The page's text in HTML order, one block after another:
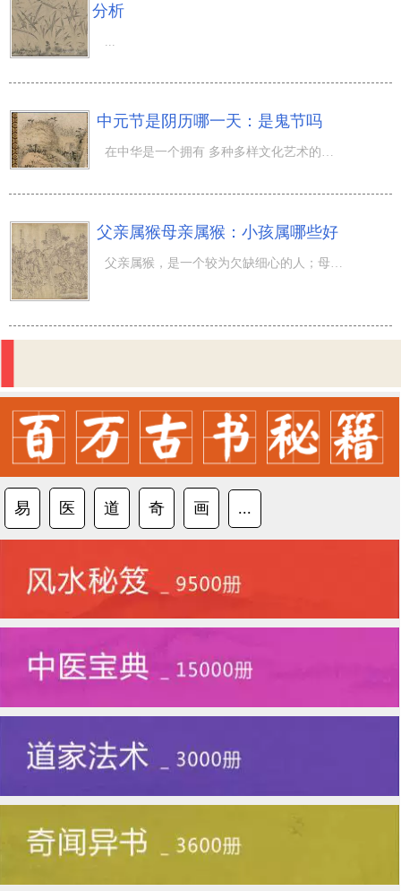
分析
...
中元节是阴历哪一天：是鬼节吗
在中华是一个拥有 多种多样文化艺术的结合的中华，而 传统式节日 也是在中华的文化艺术之一，在这里在其中
父亲属猴母亲属猴：小孩属哪些好
父亲属猴，是一个较为欠缺细心的人；母亲属猴，在许多 事儿上边，彻底做不来主。因此 在这个大家族里，父亲
易 医 道 奇 画 ...